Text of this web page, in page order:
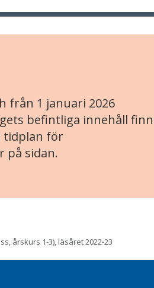
från 1 januari 2026
befintliga innehåll
tidplan för
på sidan.
årskurs 1-3), läsåret 2022-23